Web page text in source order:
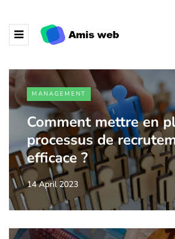
MANAGEMENT
Comment mettre en
processus de
efficace ?
14 April 2023